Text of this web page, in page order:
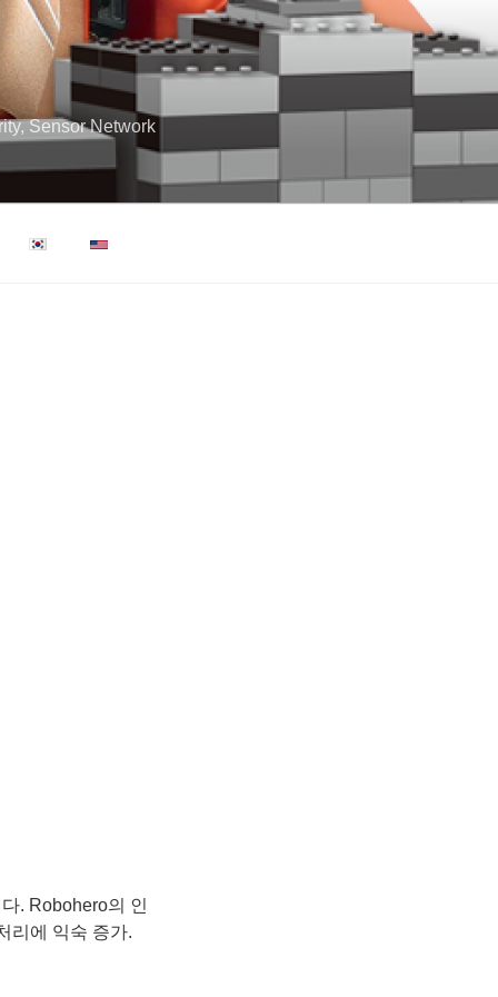
Sensor Network
. Robohero의 인
리에 익숙 증가.